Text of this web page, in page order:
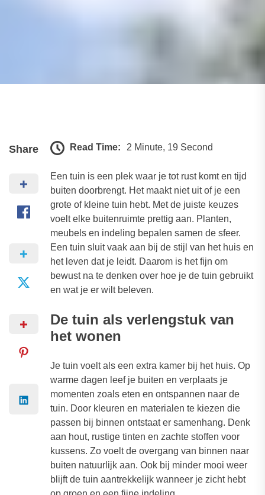
Share Read Time: 2 Minute, 19 Second
Een tuin is een plek waar je tot rust komt en tijd
buiten doorbrengt. Het maakt niet uit of je een
grote of kleine tuin hebt. Met de juiste keuzes
voelt elke buitenruimte prettig aan. Planten,
meubels en indeling bepalen samen de sfeer.
Een tuin sluit vaak aan bij de stijl van het huis en
het leven dat je leidt. Daarom is het fijn om
bewust na te denken over hoe je de tuin gebruikt
en wat je er wilt beleven.
De tuin als verlengstuk van
het wonen
Je tuin voelt als een extra kamer bij het huis. Op
warme dagen leef je buiten en verplaats je
momenten zoals eten en ontspannen naar de
tuin. Door kleuren en materialen te kiezen die
passen bij binnen ontstaat er samenhang. Denk
aan hout, rustige tinten en zachte stoffen voor
kussens. Zo voelt de overgang van binnen naar
buiten natuurlijk aan. Ook bij minder mooi weer
blijft de tuin aantrekkelijk wanneer je zicht hebt